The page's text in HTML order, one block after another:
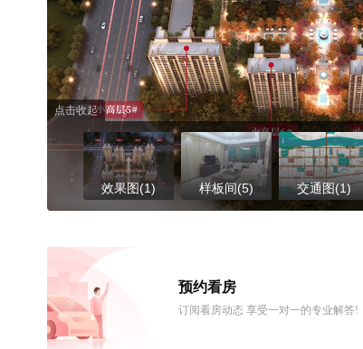
点击收起
效果图(1) 样板间(5) 交通图(1)
预约看房
订阅看房动态 享受一对一的专业解答!